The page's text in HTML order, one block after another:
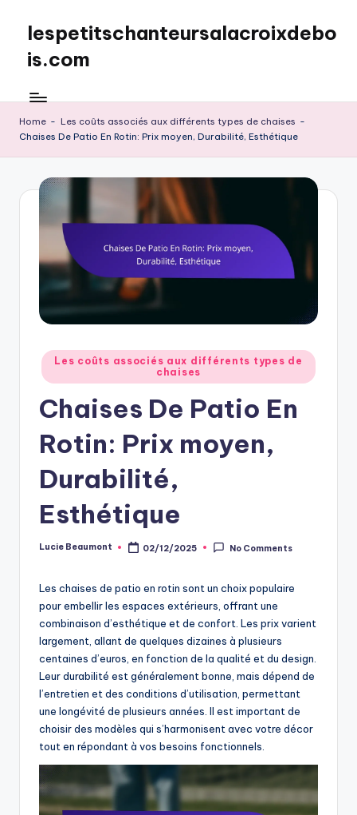
content
lespetitschanteursalacroixdebo
is.com
Home - Les coûts associés aux différents types de chaises -
Chaises De Patio En Rotin: Prix moyen, Durabilité, Esthétique
Posted
in
Les coûts associés aux différents types de
chaises
Chaises De Patio En
Rotin: Prix moyen,
Durabilité,
Esthétique
Posted
Lucie Beaumont 02/12/2025 No Comments
Les chaises de patio en rotin sont un choix populaire
pour embellir les espaces extérieurs, offrant une
combinaison d’esthétique et de confort. Les prix varient
largement, allant de quelques dizaines à plusieurs
centaines d’euros, en fonction de la qualité et du design.
Leur durabilité est généralement bonne, mais dépend de
l’entretien et des conditions d’utilisation, permettant
une longévité de plusieurs années. Il est important de
choisir des modèles qui s’harmonisent avec votre décor
tout en répondant à vos besoins fonctionnels.